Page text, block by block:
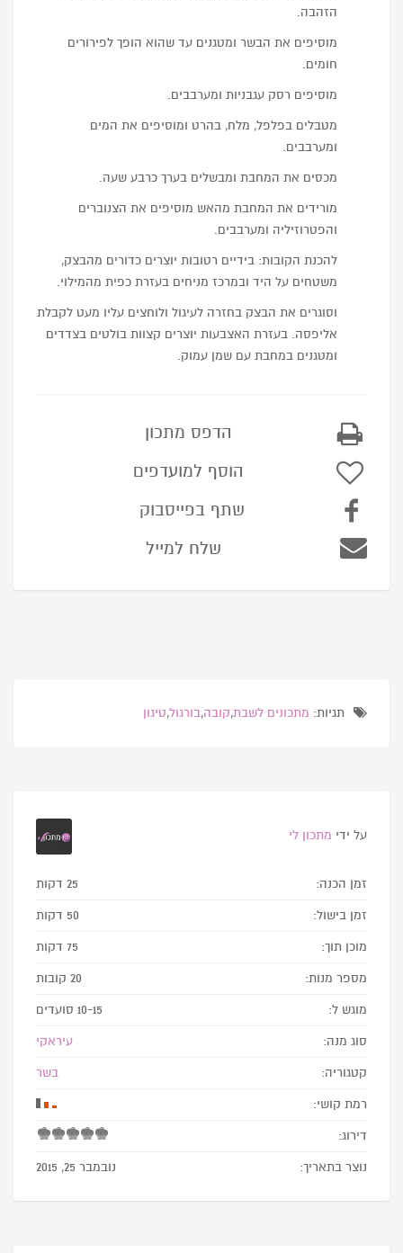
הזהבה.
מוסיפים את הבשר ומטגנים עד שהוא הופך לפירורים
חומים.
מוסיפים רסק עגבניות ומערבבים.
מטבלים בפלפל, מלח, בהרט ומוסיפים את המים
ומערבבים.
מכסים את המחבת ומבשלים בערך כרבע שעה.
מורידים את המחבת מהאש מוסיפים את הצנוברים
והפטרוזיליה ומערבבים.
להכנת הקובות: בידיים רטובות יוצרים כדורים מהבצק,
משטחים על היד ובמרכז מניחים בעזרת כפית מהמילוי.
וסוגרים את הבצק בחזרה לעיגול ולוחצים עליו מעט לקבלת
אליפסה. בעזרת האצבעות יוצרים קצוות בולטים בצדדים
ומטגנים במחבת עם שמן עמוק.
הדפס מתכון
הוסף למועדפים
שתף בפייסבוק
שלח למייל
תגיות: מתכונים לשבת,קובה,בורגול,טיגון
על ידי מתכון לי
זמן הכנה: 25 דקות
זמן בישול: 50 דקות
מוכן תוך: 75 דקות
מספר מנות: 20 קובות
מוגש ל: 10-15 סועדים
סוג מנה: עיראקי
קטגוריה: בשר
רמת קושי:
דירוג:
נוצר בתאריך: נובמבר 25, 2015